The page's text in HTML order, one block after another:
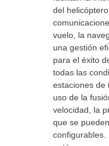
del
vuelo, la
una gestión
para el éxito
todas las
estaciones de
uso de la
velocidad, la
que se
configurables.